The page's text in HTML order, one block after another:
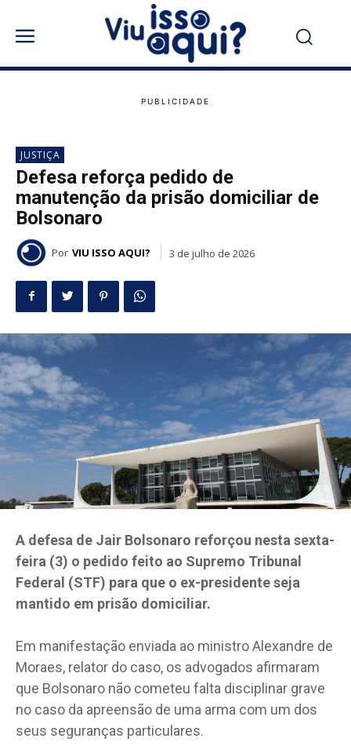
JUSTIÇA
Defesa reforça pedido de
manutenção da prisão domiciliar de
Bolsonaro
Por VIU ISSO AQUI? 3 de julho de 2026
A defesa de Jair Bolsonaro reforçou nesta sexta-
feira (3) o pedido feito ao Supremo Tribunal
Federal (STF) para que o ex-presidente seja
mantido em prisão domiciliar.
Em manifestação enviada ao ministro Alexandre de
Moraes, relator do caso, os advogados afirmaram
que Bolsonaro não cometeu falta disciplinar grave
no caso da apreensão de uma arma com um dos
seus seguranças particulares.